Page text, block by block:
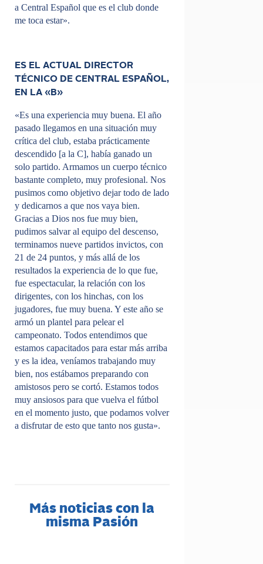
a Central Español que es el club donde
me toca estar».
ES EL ACTUAL DIRECTOR
TÉCNICO DE CENTRAL ESPAÑOL,
EN LA «B»
«Es una experiencia muy buena. El año
pasado llegamos en una situación muy
crítica del club, estaba prácticamente
descendido [a la C], había ganado un
solo partido. Armamos un cuerpo técnico
bastante completo, muy profesional. Nos
pusimos como objetivo dejar todo de lado
y dedicarnos a que nos vaya bien.
Gracias a Dios nos fue muy bien,
pudimos salvar al equipo del descenso,
terminamos nueve partidos invictos, con
21 de 24 puntos, y más allá de los
resultados la experiencia de lo que fue,
fue espectacular, la relación con los
dirigentes, con los hinchas, con los
jugadores, fue muy buena. Y este año se
armó un plantel para pelear el
campeonato. Todos entendimos que
estamos capacitados para estar más arriba
y es la idea, veníamos trabajando muy
bien, nos estábamos preparando con
amistosos pero se cortó. Estamos todos
muy ansiosos para que vuelva el fútbol
en el momento justo, que podamos volver
a disfrutar de esto que tanto nos gusta».
Más noticias con la
misma Pasión